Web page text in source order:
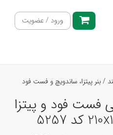
ورود / عضویت
/بنر پیتزا، ساندویچ و فست فود
فست فود و پیتزا